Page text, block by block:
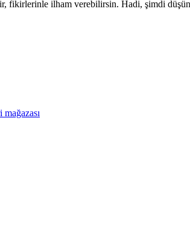
fikirlerinle ilham verebilirsin. Hadi, şimdi